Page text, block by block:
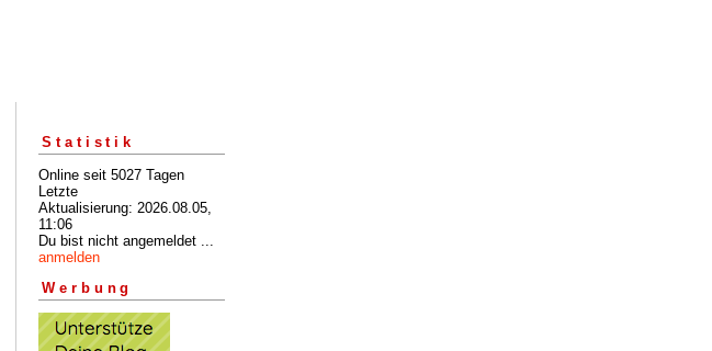
Statistik
Online seit 5027 Tagen
Letzte
Aktualisierung: 2026.08.05,
11:06
Du bist nicht angemeldet ...
anmelden
Werbung